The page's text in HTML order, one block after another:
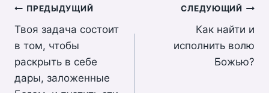
Навигация
по
записям
ПРЕДЫДУЩИЙ
Твоя задача состоит
в том, чтобы
раскрыть в себе
дары, заложенные
СЛЕДУЮЩИЙ
Как найти и
исполнить волю
Божью?